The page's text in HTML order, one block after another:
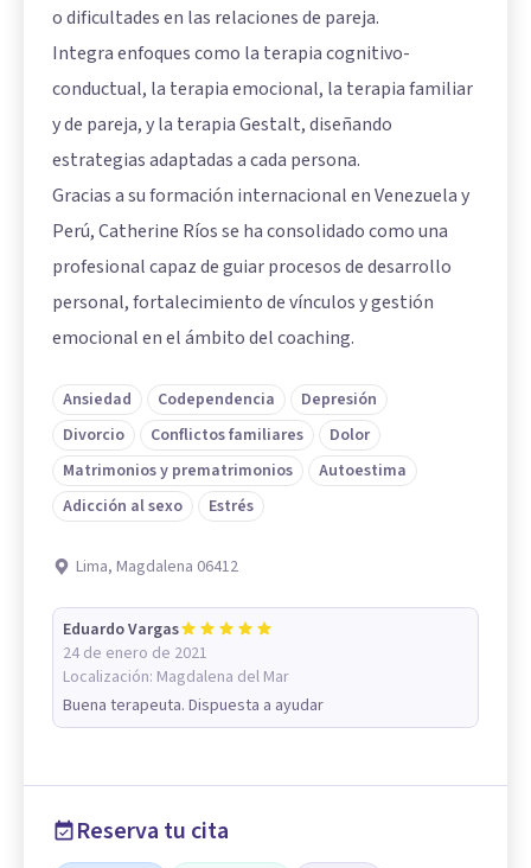
o dificultades en las relaciones de pareja.
Integra enfoques como la terapia cognitivo-
conductual, la terapia emocional, la terapia familiar
y de pareja, y la terapia Gestalt, diseñando
estrategias adaptadas a cada persona.
Gracias a su formación internacional en Venezuela y
Perú, Catherine Ríos se ha consolidado como una
profesional capaz de guiar procesos de desarrollo
personal, fortalecimiento de vínculos y gestión
emocional en el ámbito del coaching.
Ansiedad Codependencia
Depresión
Divorcio
Conflictos familiares
Dolor
Matrimonios y prematrimonios
Autoestima
Adicción al sexo
Estrés
Lima, Magdalena 06412
Eduardo Vargas
24 de enero de 2021
Localización: Magdalena del Mar
Buena terapeuta. Dispuesta a ayudar
Reserva tu cita